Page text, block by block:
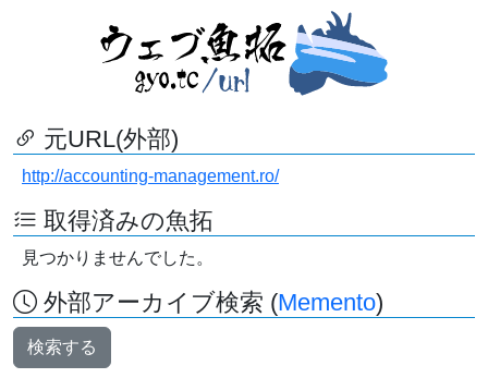
元URL(外部)
http://accounting-management.ro/
取得済みの魚拓
見つかりませんでした。
外部アーカイブ検索 (Memento)
検索する